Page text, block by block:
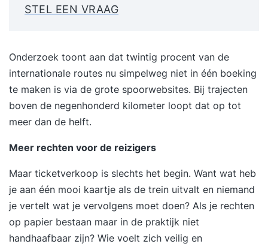
STEL EEN VRAAG
Onderzoek toont aan dat twintig procent van de
internationale routes nu simpelweg niet in één boeking
te maken is via de grote spoorwebsites. Bij trajecten
boven de negenhonderd kilometer loopt dat op tot
meer dan de helft.
Meer rechten voor de reizigers
Maar ticketverkoop is slechts het begin. Want wat heb
je aan één mooi kaartje als de trein uitvalt en niemand
je vertelt wat je vervolgens moet doen? Als je rechten
op papier bestaan maar in de praktijk niet
handhaafbaar zijn? Wie voelt zich veilig en